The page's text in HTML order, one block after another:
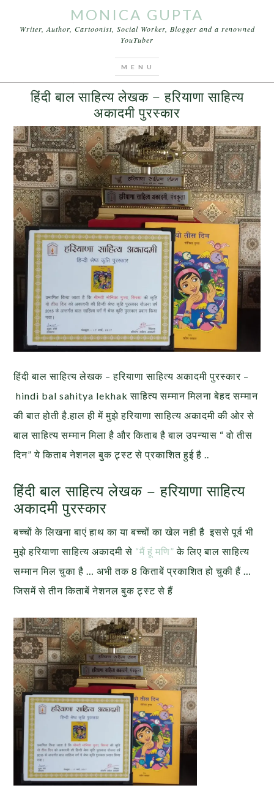
MONICA GUPTA
Writer, Author, Cartoonist, Social Worker, Blogger and a renowned
YouTuber
हिंदी बाल साहित्य लेखक – हरियाणा साहित्य
अकादमी पुरस्कार
हिंदी बाल साहित्य लेखक – हरियाणा साहित्य अकादमी पुरस्कार –
hindi bal sahitya lekhak साहित्य सम्मान मिलना बेहद सम्मान
की बात होती है.हाल ही में मुझे हरियाणा साहित्य अकादमी की ओर से
बाल साहित्य सम्मान मिला है और किताब है बाल उपन्यास “ वो तीस
दिन” ये किताब नेशनल बुक ट्र्स्ट से प्रकाशित हुई है ..
हिंदी बाल साहित्य लेखक – हरियाणा साहित्य
अकादमी पुरस्कार
बच्चों के लिखना बाएं हाथ का या बच्चों का खेल नही है इससे पूर्व भी
मुझे हरियाणा साहित्य अकादमी से “मैं हूं मणि” के लिए बाल साहित्य
सम्मान मिल चुका है … अभी तक 8 किताबें प्रकाशित हो चुकी हैं …
जिसमें से तीन किताबें नेशनल बुक ट्र्स्ट से हैं